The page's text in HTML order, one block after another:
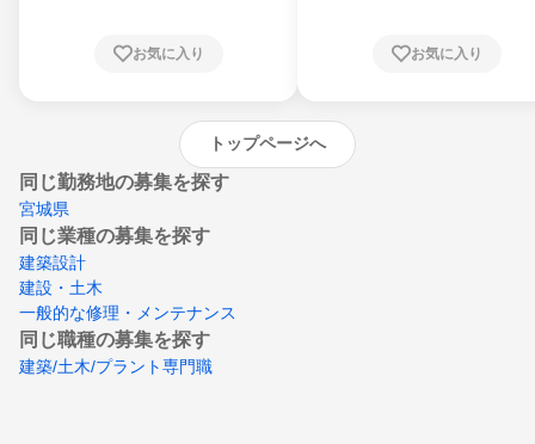
崎県、熊本県、大分県、宮崎県、鹿児島県、
お気に入り お気に入り
トップページへ
同じ勤務地の募集を探す
宮城県
同じ業種の募集を探す
建築設計
建設・土木
一般的な修理・メンテナンス
同じ職種の募集を探す
建築/土木/プラント専門職